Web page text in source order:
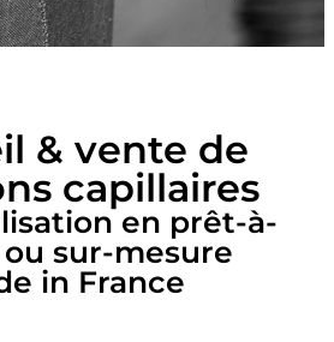
& vente de
capillaires
en prêt-à-
sur-mesure
in France